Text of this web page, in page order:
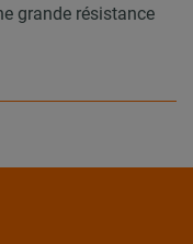
grande résistance